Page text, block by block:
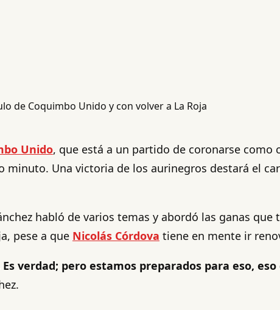
Unido, que está a un partido de coronarse
Una victoria de los aurinegros destará el
habló de varios temas y abordó las ganas
pese a que Nicolás Córdova tiene en mente ir
verdad; pero estamos preparados para eso,